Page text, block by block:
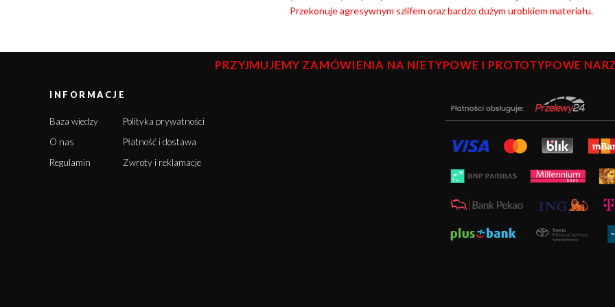
Przekonuje agresywnym szlifem oraz bardzo dużym urobkiem materiału.
PRZYJMUJEMY ZAMÓWIENIA NA NIETYPOWE I PROTOTYPOWE
INFORMACJE
Baza wiedzy
O nas
Regulamin
Polityka prywatności
Płatność i dostawa
Zwroty i reklamacje